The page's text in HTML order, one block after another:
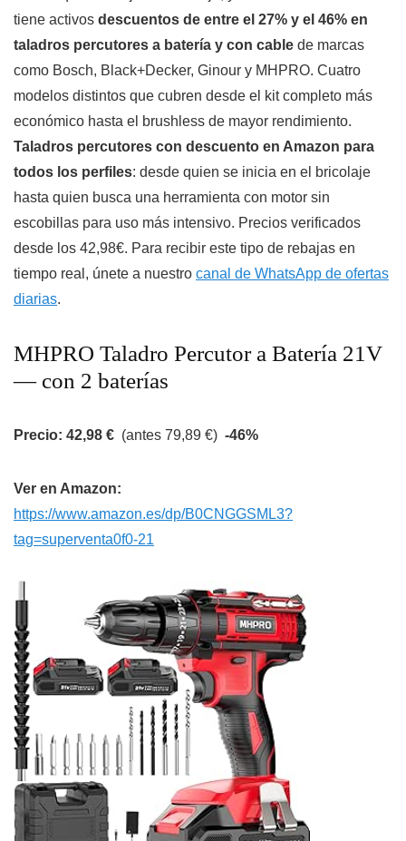
tiene activos descuentos de entre el 27% y el 46% en
taladros percutores a batería y con cable de marcas
como Bosch, Black+Decker, Ginour y MHPRO. Cuatro
modelos distintos que cubren desde el kit completo más
económico hasta el brushless de mayor rendimiento.
Taladros percutores con descuento en Amazon para
todos los perfiles: desde quien se inicia en el bricolaje
hasta quien busca una herramienta con motor sin
escobillas para uso más intensivo. Precios verificados
desde los 42,98€. Para recibir este tipo de rebajas en
tiempo real, únete a nuestro canal de WhatsApp de ofertas
diarias.
MHPRO Taladro Percutor a Batería 21V
— con 2 baterías
Precio: 42,98 € (antes 79,89 €) -46%
Ver en Amazon:
https://www.amazon.es/dp/B0CNGGSML3?
tag=superventa0f0-21